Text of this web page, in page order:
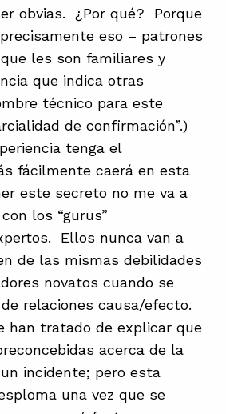
obvias. ¿Por qué? Porque
eso – patrones
les son familiares y
que indica otras
técnico para este
de confirmación”.)
tenga el
fácilmente caerá en esta
este secreto no me va a
los “gurus”
Ellos nunca van a
de las mismas debilidades
novatos cuando se
relaciones causa/efecto.
han tratado de explicar que
acerca de la
incidente; pero esta
una vez que se